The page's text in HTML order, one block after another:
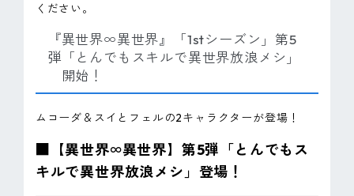
ください。
『異世界∞異世界』「1stシーズン」第5
弾「とんでもスキルで異世界放浪メシ」
開始！
ムコーダ＆スイとフェルの2キャラクターが登場！
■【異世界∞異世界】第5弾「とんでもス
キルで異世界放浪メシ」登場！